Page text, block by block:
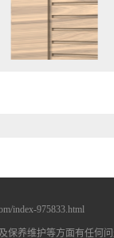
index-975833.html
保养维护等方面有任何问